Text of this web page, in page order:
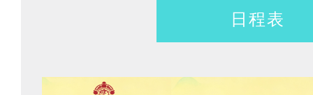
日程表